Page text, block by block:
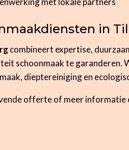
in
combineert expertise,
schoonmaak te garanderen.
dieptereiniging en
offerte of meer informatie